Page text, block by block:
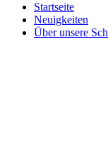
Startseite
Neuigkeiten
Über unsere